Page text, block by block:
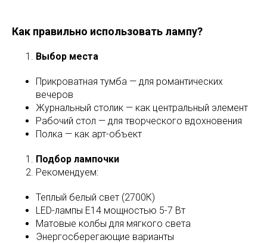
Как правильно использовать лампу?
Выбор места
Прикроватная тумба — для романтических
вечеров
Журнальный столик — как центральный элемент
Рабочий стол — для творческого вдохновения
Полка — как арт-объект
Подбор лампочки
Рекомендуем:
Теплый белый свет (2700К)
LED-лампы E14 мощностью 5-7 Вт
Матовые колбы для мягкого света
Энергосберегающие варианты